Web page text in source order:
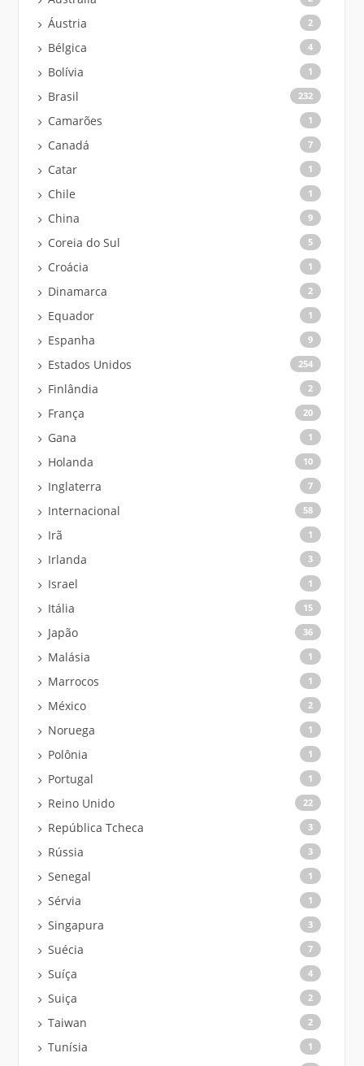
Áustria 2
Bélgica 4
Bolívia 1
Brasil 232
Camarões 1
Canadá 7
Catar 1
Chile 1
China 9
Coreia do Sul 5
Croácia 1
Dinamarca 2
Equador 1
Espanha 9
Estados Unidos 254
Finlândia 2
França 20
Gana 1
Holanda 10
Inglaterra 7
Internacional 58
Irã 1
Irlanda 3
Israel 1
Itália 15
Japão 36
Malásia 1
Marrocos 1
México 2
Noruega 1
Polônia 1
Portugal 1
Reino Unido 22
República Tcheca 3
Rússia 3
Senegal 1
Sérvia 1
Singapura 3
Suécia 7
Suíça 4
Suiça 2
Taiwan 2
Tunísia 1